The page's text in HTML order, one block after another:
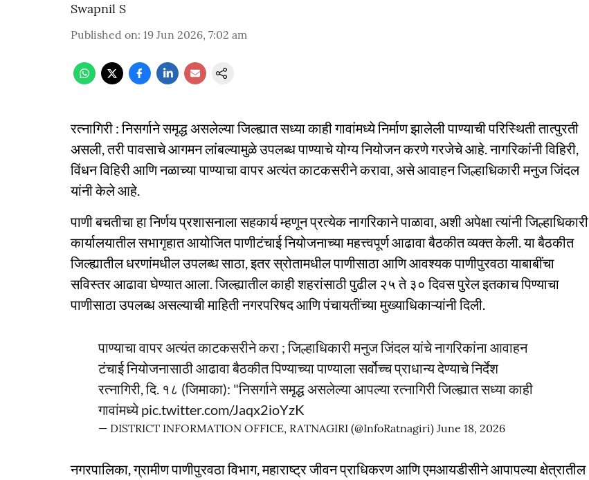
Swapnil S
Published on: 19 Jun 2026, 7:02 am
रत्नागिरी : निसर्गाने समृद्ध असलेल्या जिल्ह्यात सध्या काही गावांमध्ये निर्माण झालेली पाण्याची परिस्थिती तात्पुरती
असली, तरी पावसाचे आगमन लांबल्यामुळे उपलब्ध पाण्याचे योग्य नियोजन करणे गरजेचे आहे. नागरिकांनी विहिरी,
विंधन विहिरी आणि नळाच्या पाण्याचा वापर अत्यंत काटकसरीने करावा, असे आवाहन जिल्हाधिकारी मनुज जिंदल
यांनी केले आहे.
पाणी बचतीचा हा निर्णय प्रशासनाला सहकार्य म्हणून प्रत्येक नागरिकाने पाळावा, अशी अपेक्षा त्यांनी जिल्हाधिकारी
कार्यालयातील सभागृहात आयोजित पाणीटंचाई नियोजनाच्या महत्त्वपूर्ण आढावा बैठकीत व्यक्त केली. या बैठकीत
जिल्ह्यातील धरणांमधील उपलब्ध साठा, इतर स्रोतामधील पाणीसाठा आणि आवश्यक पाणीपुरवठा याबाबींचा
सविस्तर आढावा घेण्यात आला. जिल्ह्यातील काही शहरांसाठी पुढील २५ ते ३० दिवस पुरेल इतकाच पिण्याचा
पाणीसाठा उपलब्ध असल्याची माहिती नगरपरिषद आणि पंचायतींच्या मुख्याधिकाऱ्यांनी दिली.
पाण्याचा वापर अत्यंत काटकसरीने करा ; जिल्हाधिकारी मनुज जिंदल यांचे नागरिकांना आवाहन
टंचाई नियोजनासाठी आढावा बैठकीत पिण्याच्या पाण्याला सर्वोच्च प्राधान्य देण्याचे निर्देश
​रत्नागिरी, दि. १८ (जिमाका): "निसर्गाने समृद्ध असलेल्या आपल्या रत्नागिरी जिल्ह्यात सध्या काही
गावांमध्येpic.twitter.com/Jaqx2ioYzK
— DISTRICT INFORMATION OFFICE, RATNAGIRI (@InfoRatnagiri) June 18, 2026
नगरपालिका, ग्रामीण पाणीपुरवठा विभाग, महाराष्ट्र जीवन प्राधिकरण आणि एमआयडीसीने आपापल्या क्षेत्रातील